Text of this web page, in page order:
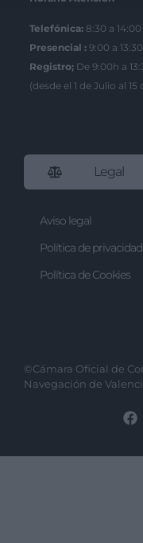
Telefónica: 8:30 a
Presencial : 9:00 a
Registro; De 9:00h a
(desde el 1 de Julio al
Legal
Aviso legal
Política de privacidad
Política de Cookies
©Cámara Oficial de
Navegación de